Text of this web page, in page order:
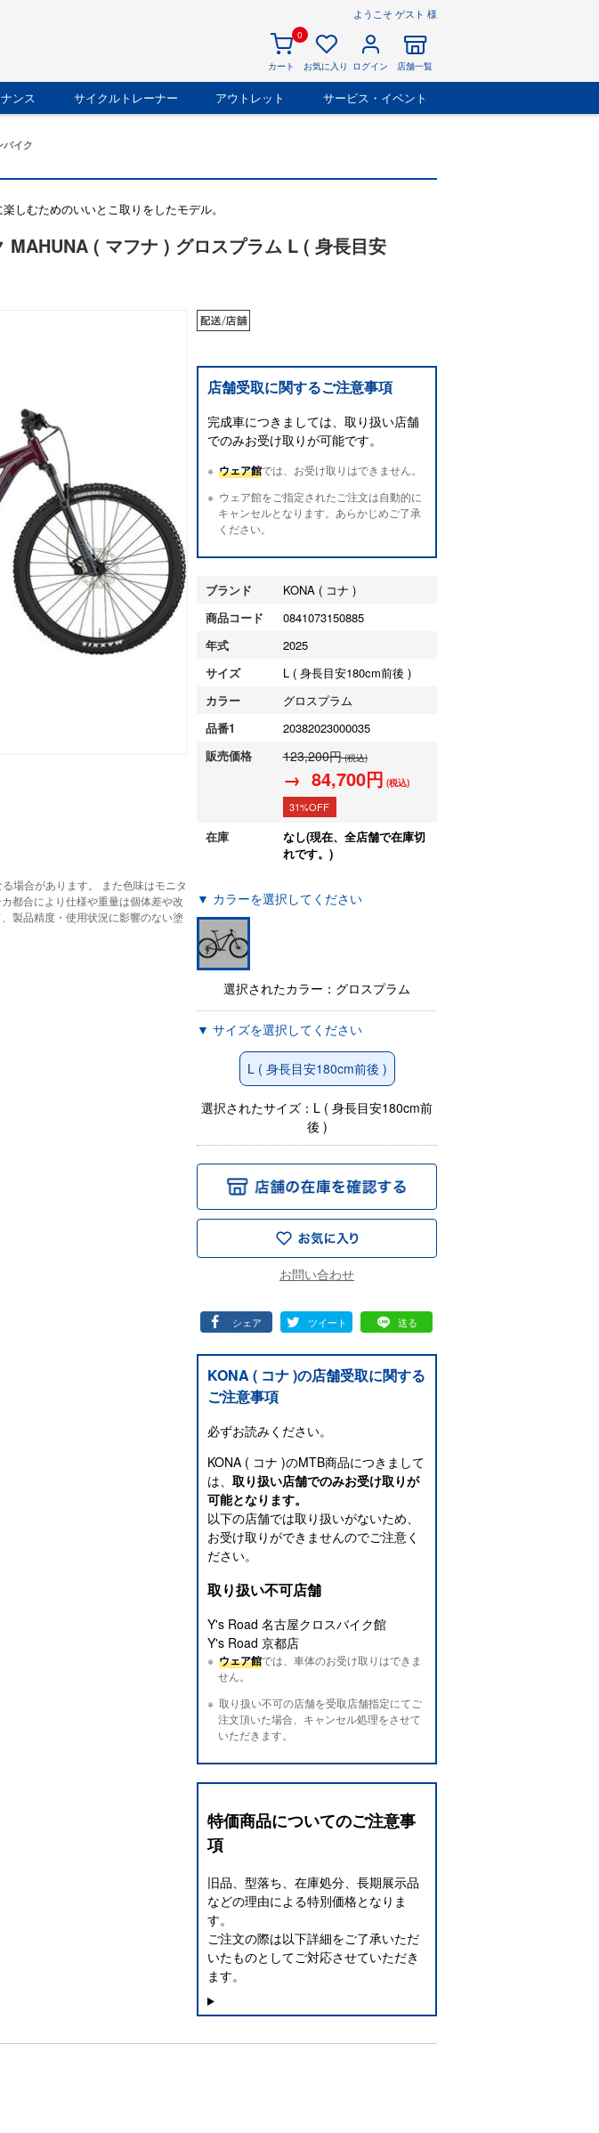
ようこそ ゲスト 様
0
カート お気に入り ログイン 店舗一覧
ンス サイクルトレーナー アウトレット サービス・イベント
バイク
しむためのいいとこ取りをしたモデル。
MAHUNA ( マフナ ) グロスプラム L ( 身長目安
場合があります。 また色味はモニタ
都合により仕様や重量は個体差や改
製品精度・使用状況に影響のない塗
店舗受取に関するご注意事項
完成車につきましては、取り扱い店舗
でのみお受け取りが可能です。
ウェア館では、お受け取りはできません。
ウェア館をご指定されたご注文は自動的に
キャンセルとなります。あらかじめご了承
ください。
ブランド
KONA ( コナ )
商品コード
0841073150885
年式
2025
サイズ
L ( 身長目安180cm前後 )
カラー
グロスプラム
品番1
20382023000035
販売価格
123,200円(税込)
→ 84,700円 (税込)
31%OFF
在庫
なし(現在、全店舗で在庫切
れです。)
▼ カラーを選択してください
選択されたカラー：グロスプラム
▼ サイズを選択してください
L ( 身長目安180cm前後 )
選択されたサイズ：L ( 身長目安180cm前
後 )
シェア ツイート 送る
KONA ( コナ )の店舗受取に関する
ご注意事項
必ずお読みください。
KONA ( コナ )のMTB商品につきまして
は、 取り扱い店舗でのみお受け取りが
可能となります。
以下の店舗では取り扱いがないため、
お受け取りができませんのでご注意く
ださい。
取り扱い不可店舗
Y's Road 名古屋クロスバイク館
Y's Road 京都店
ウェア館では、車体のお受け取りはできま
せん。
取り扱い不可の店舗を受取店舗指定にてご
注文頂いた場合、キャンセル処理をさせて
いただきます。
特価商品についてのご注意事
項
旧品、型落ち、在庫処分、長期展示品
などの理由による特別価格となりま
す。
ご注文の際は以下詳細をご了承いただ
いたものとしてご対応させていただき
ます。